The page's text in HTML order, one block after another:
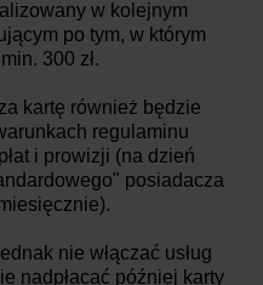
w kolejnym
po tym, w którym
300 zł.
kartę również będzie
regulaminu
i prowizji (na dzień
posiadacza
nie włączać usług
nadpłacać później karty